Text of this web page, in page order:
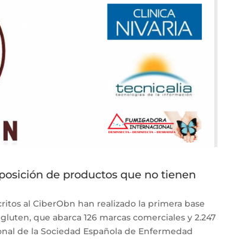
de productos que no tienen
al CiberObn han realizado la primera base
que abarca 126 marcas comerciales y 2.247
de la Sociedad Española de Enfermedad